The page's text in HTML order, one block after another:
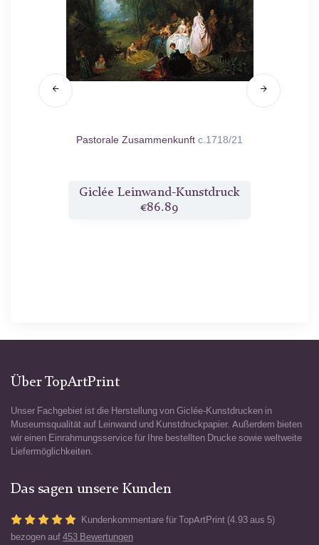
Pastorale Zusammenkunft c.1718/21
Giclée Leinwand-Kunstdruck
€86.89
Über TopArtPrint
Unser Fachgebiet ist die Herstellung von Giclée-Kunstdrucken in
Museumsqualität auf Leinwand und Kunstdruckpapier. Außerdem bieten
wir einen Einrahmungsservice für Ihre bestellten Drucke sowie weltweite
Liefermöglichkeiten.
Das sagen unsere Kunden
Kundenkommentare für TopArtPrint (4.93 aus 5)
bezogen auf 453 Bewertungen